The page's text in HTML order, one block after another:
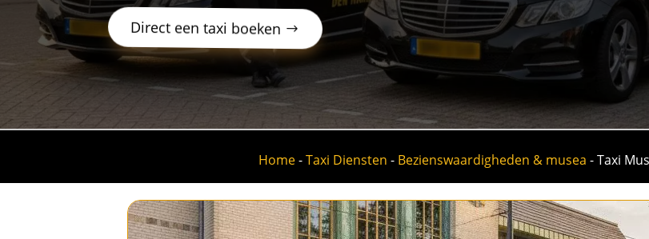
Direct een taxi boeken
Home-Taxi Diensten - Bezienswaardigheden & musea -Taxi